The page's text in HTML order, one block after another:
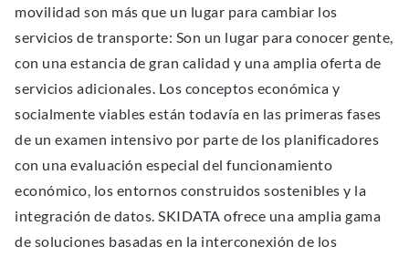
movilidad son más que un lugar para cambiar los
servicios de transporte: Son un lugar para conocer gente,
con una estancia de gran calidad y una amplia oferta de
servicios adicionales. Los conceptos económica y
socialmente viables están todavía en las primeras fases
de un examen intensivo por parte de los planificadores
con una evaluación especial del funcionamiento
económico, los entornos construidos sostenibles y la
integración de datos. SKIDATA ofrece una amplia gama
de soluciones basadas en la interconexión de los